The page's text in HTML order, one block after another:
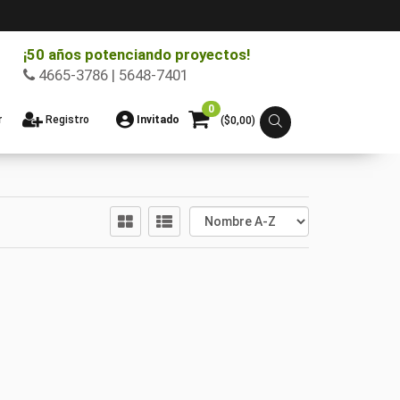
Invitado
Registro
0
($0,00)
¡50 años potenciando proyectos!
4665-3786 | 5648-7401